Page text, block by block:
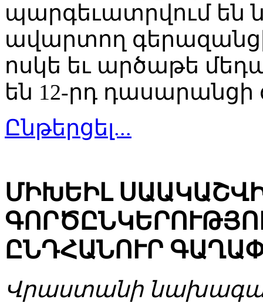
պարգեւատրվում են
ավարտող
ոսկե եւ արծաթե
են 12-րդ
Ընթերցել...
ՄԻԽԵԻԼ
ԸՆԴՀԱՆՈՒՐ
Վրաստանի